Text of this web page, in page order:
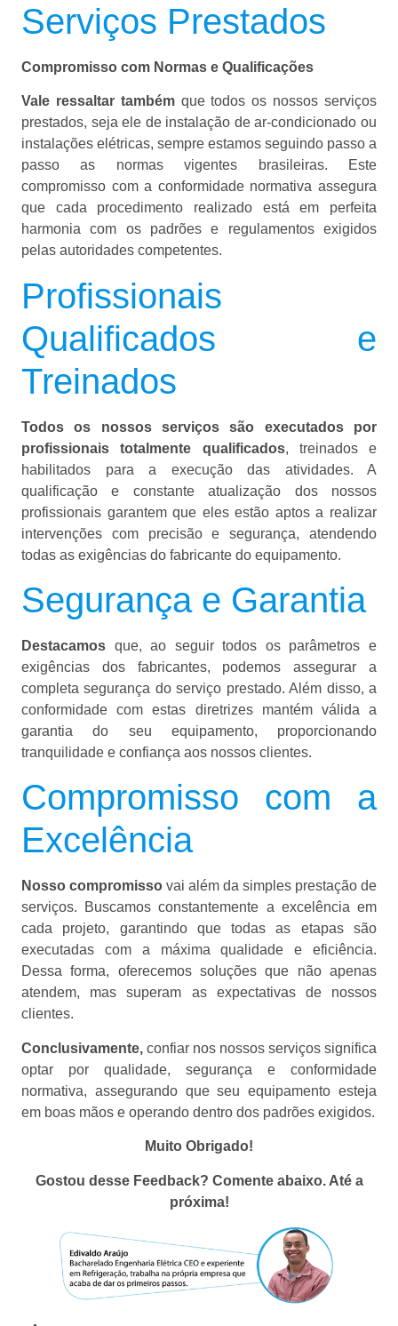
Serviços Prestados
Compromisso com Normas e Qualificações
Vale ressaltar tambémque todos os nossos serviços
prestados, seja ele de instalação de ar-condicionado ou
instalações elétricas, sempre estamos seguindo passo a
passo as normas vigentes brasileiras. Este
compromisso com a conformidade normativa assegura
que cada procedimento realizado está em perfeita
harmonia com os padrões e regulamentos exigidos
pelas autoridades competentes.
Profissionais
Qualificados e
Treinados
Todos os nossos serviços são executados por
profissionais totalmente qualificados, treinados e
habilitados para a execução das atividades. A
qualificação e constante atualização dos nossos
profissionais garantem que eles estão aptos a realizar
intervenções com precisão e segurança, atendendo
todas as exigências do fabricante do equipamento.
Segurança e Garantia
Destacamos que, ao seguir todos os parâmetros e
exigências dos fabricantes, podemos assegurar a
completa segurança do serviço prestado. Além disso, a
conformidade com estas diretrizes mantém válida a
garantia do seu equipamento, proporcionando
tranquilidade e confiança aos nossos clientes.
Compromisso com a
Excelência
Nosso compromisso vai além da simples prestação de
serviços. Buscamos constantemente a excelência em
cada projeto, garantindo que todas as etapas são
executadas com a máxima qualidade e eficiência.
Dessa forma, oferecemos soluções que não apenas
atendem, mas superam as expectativas de nossos
clientes.
Conclusivamente, confiar nos nossos serviços significa
optar por qualidade, segurança e conformidade
normativa, assegurando que seu equipamento esteja
em boas mãos e operando dentro dos padrões exigidos.
Muito Obrigado!
Gostou desse Feedback? Comente abaixo. Até a
próxima!